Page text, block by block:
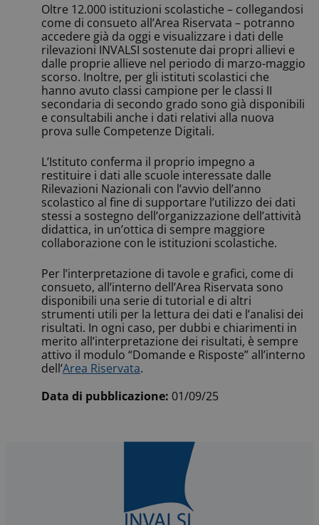
Oltre 12.000 istituzioni scolastiche – collegandosi
come di consueto all’Area Riservata – potranno
accedere già da oggi e visualizzare i dati delle
rilevazioni INVALSI sostenute dai propri allievi e
dalle proprie allieve nel periodo di marzo-maggio
scorso. Inoltre, per gli istituti scolastici che
hanno avuto classi campione per le classi II
secondaria di secondo grado sono già disponibili
e consultabili anche i dati relativi alla nuova
prova sulle Competenze Digitali.
L’Istituto conferma il proprio impegno a
restituire i dati alle scuole interessate dalle
Rilevazioni Nazionali con l’avvio dell’anno
scolastico al fine di supportare l’utilizzo dei dati
stessi a sostegno dell’organizzazione dell’attività
didattica, in un’ottica di sempre maggiore
collaborazione con le istituzioni scolastiche.
Per l’interpretazione di tavole e grafici, come di
consueto, all’interno dell’Area Riservata sono
disponibili una serie di tutorial e di altri
strumenti utili per la lettura dei dati e l’analisi dei
risultati. In ogni caso, per dubbi e chiarimenti in
merito all’interpretazione dei risultati, è sempre
attivo il modulo “Domande e Risposte” all’interno
dell’Area Riservata.
Data di pubblicazione: 01/09/25